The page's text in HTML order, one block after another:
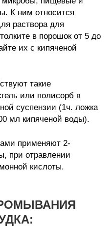
К ним относится
раствора для
в порошок от 5 до
их с кипяченой
такие
или полисорб в
суспензии (1ч. ложка
мл кипяченой воды).
применяют 2-
при отравлении
кислоты.